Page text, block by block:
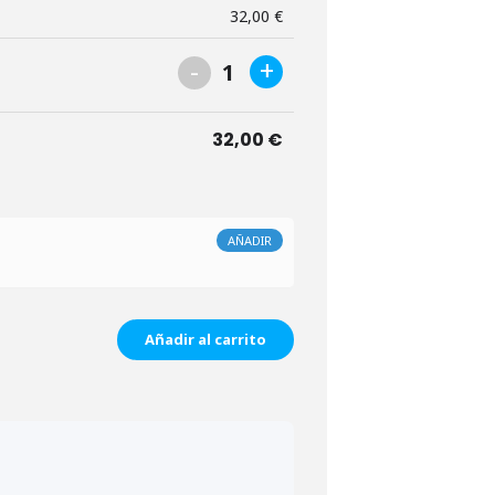
32,00 €
- 1 +
32,00 €
AÑADIR
Añadir al carrito